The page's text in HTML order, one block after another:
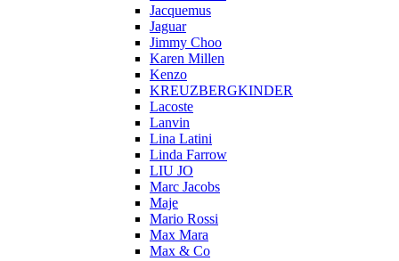
Jacquemus
Jaguar
Jimmy Choo
Karen Millen
Kenzo
KREUZBERGKINDER
Lacoste
Lanvin
Lina Latini
Linda Farrow
LIU JO
Marc Jacobs
Maje
Mario Rossi
Max Mara
Max & Co